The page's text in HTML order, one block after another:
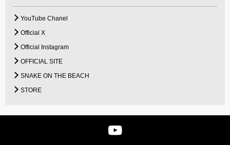
YouTube Chanel
Official X
Official Instagram
OFFICIAL SITE
SNAKE ON THE BEACH
STORE